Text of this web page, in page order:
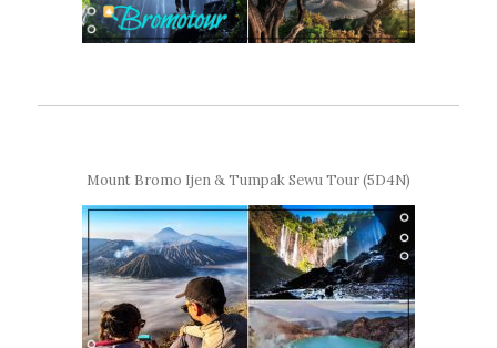
Mount Bromo Ijen & Tumpak Sewu Tour (5D4N)